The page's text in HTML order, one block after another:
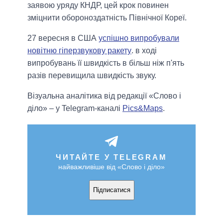
заявою уряду КНДР, цей крок повинен
зміцнити обороноздатність Північної Кореї.
27 вересня в США успішно випробували
новітню гіперзвукову ракету. в ході
випробувань її швидкість в більш ніж п'ять
разів перевищила швидкість звуку.
Візуальна аналітика від редакції «Слово і
діло» – у Telegram-каналі Pics&Maps.
ЧИТАЙТЕ У TELEGRAM
найважливіше від «Слово і діло»
Підписатися